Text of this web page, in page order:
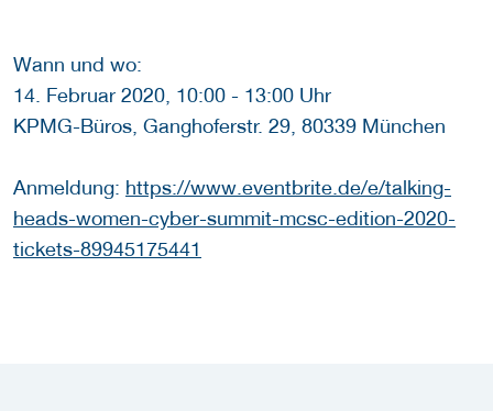
Wann und wo:
14. Februar 2020, 10:00 - 13:00 Uhr
KPMG-Büros, Ganghoferstr. 29, 80339 München
Anmeldung: https://www.eventbrite.de/e/talking-
heads-women-cyber-summit-mcsc-edition-2020-
tickets-89945175441